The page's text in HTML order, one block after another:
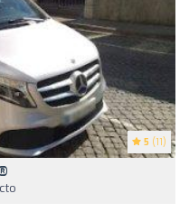
5 (11)